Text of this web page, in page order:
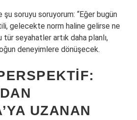
soruyu soruyorum: “Eğer bugün
gelecekte norm haline gelirse ne
tür seyahatler artık daha planlı,
deneyimlere dönüşecek.
UZANAN